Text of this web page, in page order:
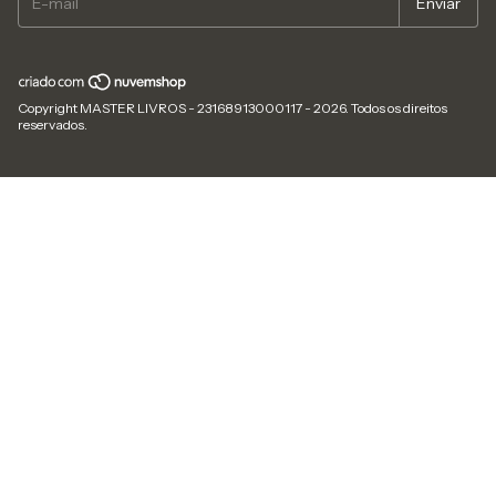
Copyright MASTER LIVROS - 23168913000117 - 2026. Todos os direitos
reservados.